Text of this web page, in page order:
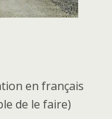
en français
de le faire)